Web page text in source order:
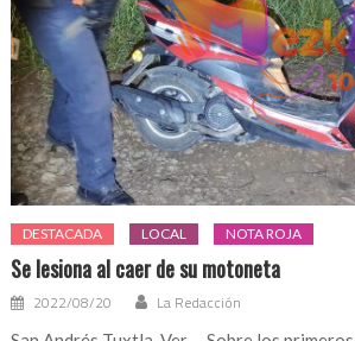
DESTACADA LOCAL NOTA ROJA
Se lesiona al caer de su motoneta
2022/08/20 La Redacción